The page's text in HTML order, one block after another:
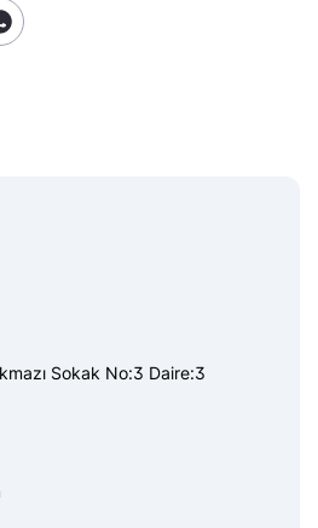
Sokak No:3 Daire:3